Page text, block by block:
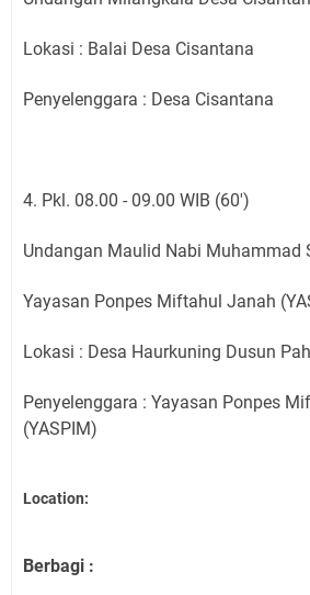
Lokasi : Balai Desa Cisantana
Penyelenggara : Desa Cisantana
4. Pkl. 08.00 - 09.00 WIB (60')
Undangan Maulid Nabi Muhammad
Yayasan Ponpes Miftahul Janah
Lokasi : Desa Haurkuning Dusun
Penyelenggara : Yayasan Ponpes
(YASPIM)
Location:
Berbagi :